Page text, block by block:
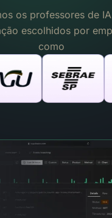
os professores de
escolhidos por
como